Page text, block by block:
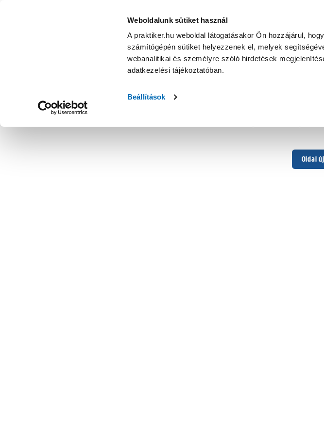
Weboldalunk sütiket használ
A praktiker.hu weboldal látogatásakor Ön hozzájárul,
számítógépén sütiket helyezzenek el, melyek
webanalitikai és személyre szóló hirdetések
adatkezelési tájékoztatóban.
Beállítások
Oldal